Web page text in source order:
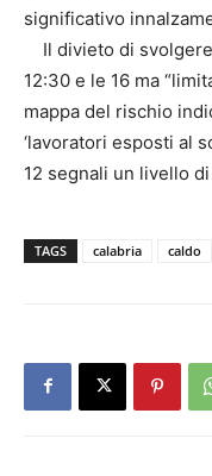
significativo
Il divieto di
12:30 e le 16 ma
mappa del rischio
‘lavoratori esposti al
12 segnali un livello
TAGS calabria caldo